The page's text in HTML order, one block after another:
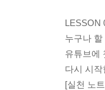
LESSON
누구나 할
유튜브에
다시 시
[실천 노